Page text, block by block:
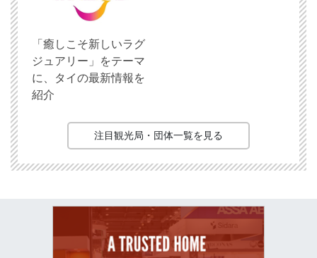
「癒しこそ新しいラグ
ジュアリー」をテーマ
に、タイの最新情報を
紹介
注目観光局・団体一覧を見る